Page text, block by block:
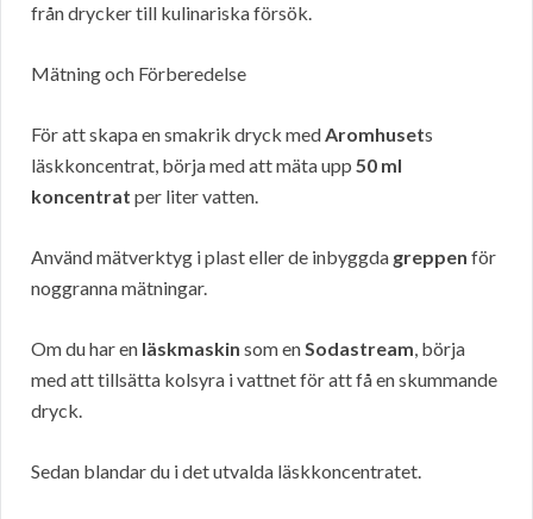
från drycker till kulinariska försök.
Mätning och Förberedelse
För att skapa en smakrik dryck medAromhusets
läskkoncentrat, börja med att mäta upp 50 ml
koncentrat per liter vatten.
Använd mätverktyg i plast eller de inbyggda greppen för
noggranna mätningar.
Om du har en läskmaskin som enSodastream, börja
med att tillsätta kolsyra i vattnet för att få en skummande
dryck.
Sedan blandar du i det utvalda läskkoncentratet.